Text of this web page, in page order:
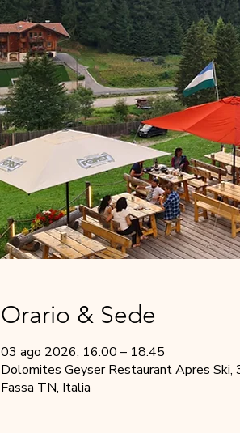
Orario & Sede
03 ago 2026, 16:00 – 18:45
Dolomites Geyser Restaurant Apres Ski,
Fassa TN, Italia